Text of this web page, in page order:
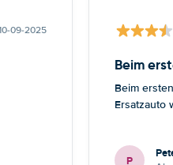
09-2025
Beim
Beim
Ersatzauto
P